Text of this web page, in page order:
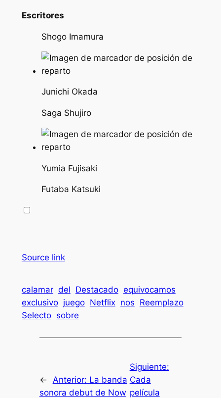
Escritores
Shogo Imamura
Junichi Okada
Saga Shujiro
Yumia Fujisaki
Futaba Katsuki
Source link
calamar del Destacado equivocamos
exclusivo juego Netflix nos Reemplazo
Selecto sobre
← Anterior: La banda
sonora debut de Now
Siguiente:
Cada
película